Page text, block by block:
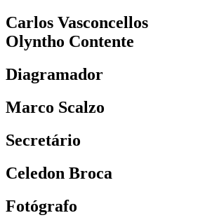
Carlos Vasconcellos
Olyntho Contente
Diagramador
Marco Scalzo
Secretário
Celedon Broca
Fotógrafo